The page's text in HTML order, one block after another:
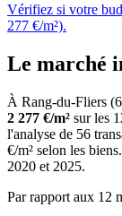
Vérifiez si votre
277 €/m²).
Le marché
À Rang-du-Fliers
2 277 €/m² sur les
l'analyse de 56
€/m² selon les
2020 et 2025.
Par rapport aux 12